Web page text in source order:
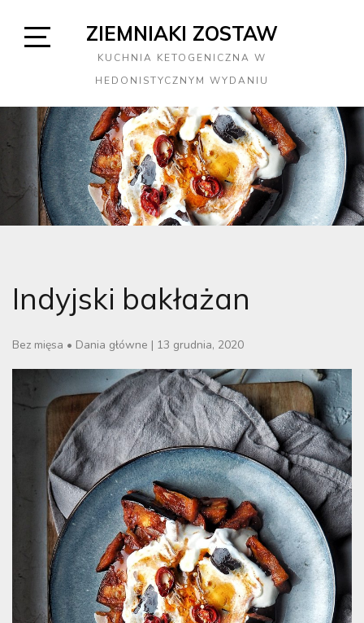
ZIEMNIAKI ZOSTAW
KUCHNIA KETOGENICZNA W
HEDONISTYCZNYM WYDANIU
Indyjski bakłażan
Bez mięsa • Dania główne | 13 grudnia, 2020